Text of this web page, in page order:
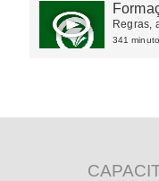
Regras,
341